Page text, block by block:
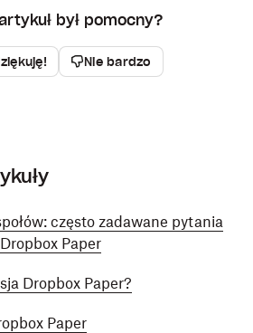
był pomocny?
Nie bardzo
często zadawane pytania
Paper
Dropbox Paper?
Paper